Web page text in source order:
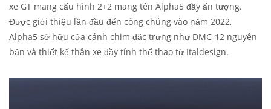
xe GT mang cấu hình 2+2 mang tên Alpha5 đầy ấn tượng.
Được giới thiệu lần đầu đến công chúng vào năm 2022,
Alpha5 sở hữu cửa cánh chim đặc trưng như DMC-12 nguyên
bản và thiết kế thân xe đầy tính thể thao từ Italdesign.